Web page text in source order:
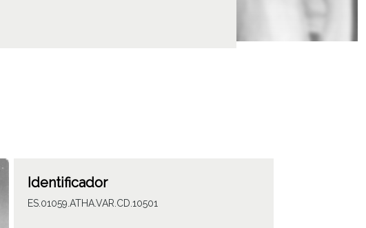
Identificador
ES.01059.ATHA.VAR.CD.10501